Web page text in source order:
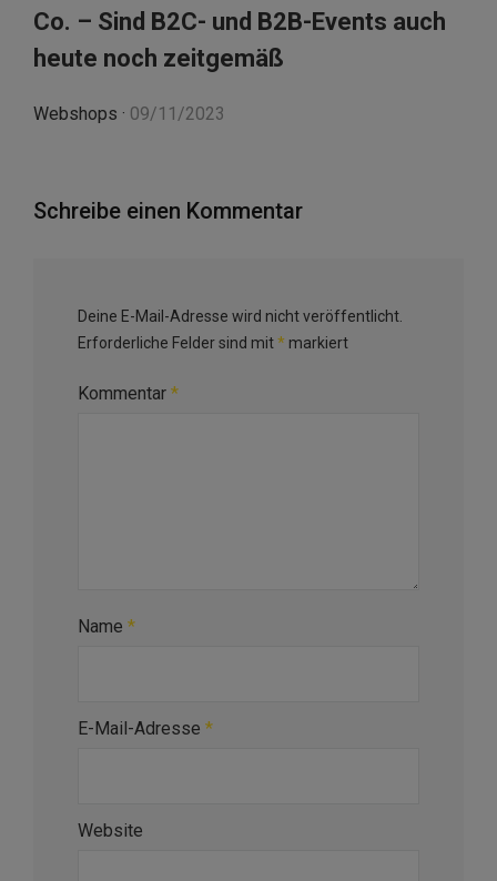
Co. – Sind B2C- und B2B-Events auch
heute noch zeitgemäß
Webshops · 09/11/2023
Schreibe einen Kommentar
Deine E-Mail-Adresse wird nicht veröffentlicht.
Erforderliche Felder sind mit* markiert
Kommentar *
Name *
E-Mail-Adresse *
Website